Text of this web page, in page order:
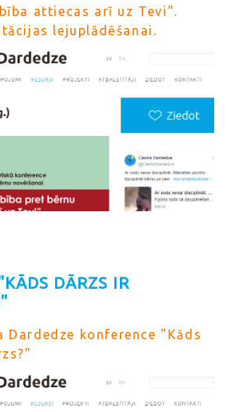
attiecas arī uz Tevi".
lejuplādēšanai.
DĀRZS IR
Dardedze konference "Kāds